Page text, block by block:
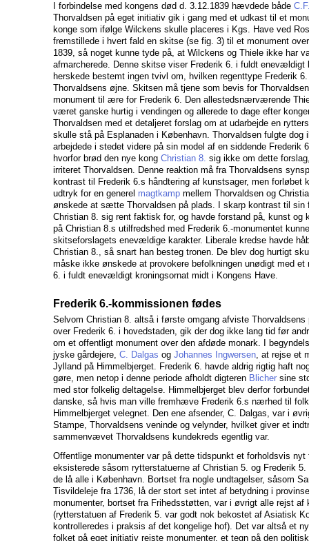
I forbindelse med kongens død d. 3.12.1839 hævdede både
Thorvaldsen på eget initiativ gik i gang med et udkast til et
konge som ifølge Wilckens skulle placeres i Kgs. Have ved
fremstillede i hvert fald en skitse (se fig. 3) til et monument
1839, så noget kunne tyde på, at Wilckens og Thiele ikke har
afmarcherede. Denne skitse viser Frederik 6. i fuldt enevældigt
herskede bestemt ingen tvivl om, hvilken regenttype Frederik
Thorvaldsens øjne. Skitsen må tjene som bevis for
monument til ære for Frederik 6. Den allestedsnærværende
været ganske hurtig i vendingen og allerede to dage efter
Thorvaldsen med et detaljeret forslag om at udarbejde en
skulle stå på Esplanaden i København. Thorvaldsen fulgte dog
arbejdede i stedet videre på sin model af en siddende Frederik
hvorfor brød den nye kong Christian 8. sig ikke om dette
irriteret Thorvaldsen. Denne reaktion må fra Thorvaldsens
kontrast til Frederik 6.s håndtering af kunstsager, men forløbet
udtryk for en generel magtkamp mellem Thorvaldsen og
ønskede at sætte Thorvaldsen på plads. I skarp kontrast til sin
Christian 8. sig rent faktisk for, og havde forstand på, kunst og
på Christian 8.s utilfredshed med Frederik 6.-monumentet
skitseforslagets enevældige karakter. Liberale kredse havde
Christian 8., så snart han besteg tronen. De blev dog hurtigt
måske ikke ønskede at provokere befolkningen unødigt med et
6. i fuldt enevældigt kroningsornat midt i Kongens Have.
Frederik 6.-kommissionen fødes
Selvom Christian 8. altså i første omgang afviste Thorvaldsens
over Frederik 6. i hovedstaden, gik der dog ikke lang tid før
om et offentligt monument over den afdøde monark. I
jyske gårdejere, C. Dalgas og Johannes Ingwersen, at rejse et
Jylland på Himmelbjerget. Frederik 6. havde aldrig rigtig haft
gøre, men netop i denne periode afholdt digteren Blicher sine
med stor folkelig deltagelse. Himmelbjerget blev derfor
danske, så hvis man ville fremhæve Frederik 6.s nærhed til
Himmelbjerget velegnet. Den ene afsender, C. Dalgas, var i
Stampe, Thorvaldsens veninde og velynder, hvilket giver et
sammenvævet Thorvaldsens kundekreds egentlig var.
Offentlige monumenter var på dette tidspunkt et forholdsvis
eksisterede såsom rytterstatuerne af Christian 5. og Frederik
de lå alle i København. Bortset fra nogle undtagelser, såsom
Tisvildeleje fra 1736, lå der stort set intet af betydning i
monumenter, bortset fra Frihedsstøtten, var i øvrigt alle rejst af
(rytterstatuen af Frederik 5. var godt nok bekostet af Asiatisk
kontrolleredes i praksis af det kongelige hof). Det var altså et
folket på eget initiativ rejste monumenter, et tegn på den